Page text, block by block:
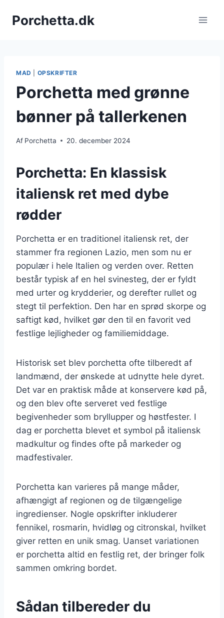
Porchetta.dk
MAD OPSKRIFTER
Porchetta med grønne
bønner på tallerkenen
Af Porchetta 20. december 2024
Porchetta: En klassisk
italiensk ret med dybe
rødder
Porchetta er en traditionel italiensk ret, der
stammer fra regionen Lazio, men som nu er
populær i hele Italien og verden over. Retten
består typisk af en hel svinesteg, der er fyldt
med urter og krydderier, og derefter rullet og
stegt til perfektion. Den har en sprød skorpe og
saftigt kød, hvilket gør den til en favorit ved
festlige lejligheder og familiemiddage.
Historisk set blev porchetta ofte tilberedt af
landmænd, der ønskede at udnytte hele dyret.
Det var en praktisk måde at konservere kød på,
og den blev ofte serveret ved festlige
begivenheder som bryllupper og høstfester. I
dag er porchetta blevet et symbol på italiensk
madkultur og findes ofte på markeder og
madfestivaler.
Porchetta kan varieres på mange måder,
afhængigt af regionen og de tilgængelige
ingredienser. Nogle opskrifter inkluderer
fennikel, rosmarin, hvidløg og citronskal, hvilket
giver retten en unik smag. Uanset variationen
er porchetta altid en festlig ret, der bringer folk
sammen omkring bordet.
Sådan tilbereder du